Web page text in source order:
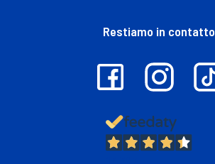
Restiamo in contatto